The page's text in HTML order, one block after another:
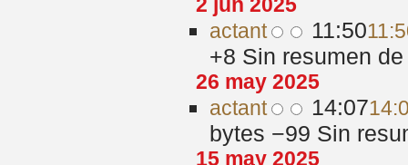
actant 11:50
+8 Sin resumen
26 may 2025
actant 14:07
bytes −99 Sin
15 may 2025